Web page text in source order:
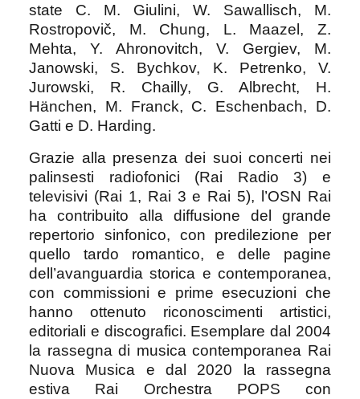
state C. M. Giulini, W. Sawallisch, M.
Rostropovič, M. Chung, L. Maazel, Z.
Mehta, Y. Ahronovitch, V. Gergiev, M.
Janowski, S. Bychkov, K. Petrenko, V.
Jurowski, R. Chailly, G. Albrecht, H.
Hänchen, M. Franck, C. Eschenbach, D.
Gatti e D. Harding.
Grazie alla presenza dei suoi concerti nei
palinsesti radiofonici (Rai Radio 3) e
televisivi (Rai 1, Rai 3 e Rai 5), l’OSN Rai
ha contribuito alla diffusione del grande
repertorio sinfonico, con predilezione per
quello tardo romantico, e delle pagine
dell’avanguardia storica e contemporanea,
con commissioni e prime esecuzioni che
hanno ottenuto riconoscimenti artistici,
editoriali e discografici. Esemplare dal 2004
la rassegna di musica contemporanea Rai
Nuova Musica e dal 2020 la rassegna
estiva Rai Orchestra POPS con